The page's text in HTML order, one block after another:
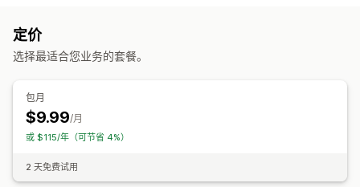
定价
选择最适合您业务的套餐。
包月
$9.99/月
或 $115/年（可节省 4%）
2 天免费试用